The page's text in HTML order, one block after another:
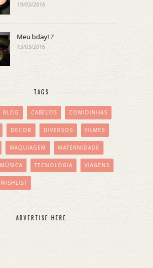
19/03/2016
Meu bday! ?
13/03/2016
TAGS
BLOG CABELOS COMIDINHAS
DECOR DIVERSOS FILMES
MAQUIAGEM MATERNIDADE
MÚSICA TECNOLOGIA VIAGENS
WISHLIST
ADVERTISE HERE